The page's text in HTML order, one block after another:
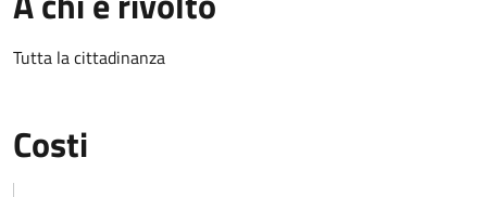
Tutta la cittadinanza
Costi